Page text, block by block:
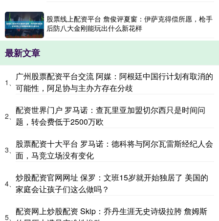
股票线上配资平台 詹俊评夏窗：伊萨克得偿所愿，枪手
后防八大金刚能玩出什么新花样
最新文章
1、
广州股票配资平台交流 阿媒：阿根廷中国行计划有取消的
可能性，阿足协与主办方存在分歧
2、
配资世界门户 罗马诺：查瓦里亚加盟切尔西只是时间问
题，转会费低于2500万欧
3、
股票配资十大平台 罗马诺：德科将与阿尔瓦雷斯经纪人会
面，马竞立场没有变化
4、
炒股配资官网网址 保罗：文班15岁就开始独居了 美国的
家庭会让孩子们这么做吗？
5、
配资网上炒股配资 Skip：乔丹生涯无史诗级拉胯 詹姆斯